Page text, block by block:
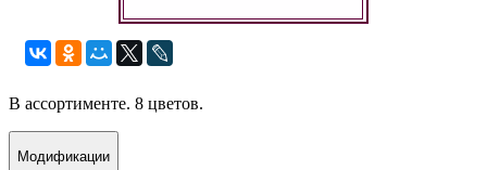
В ассортименте. 8 цветов.
Модификации